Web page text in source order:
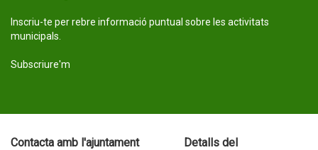
Inscriu-te per rebre informació puntual sobre les activitats
municipals.
Subscriure'm
Contacta amb l'ajuntament
Detalls del